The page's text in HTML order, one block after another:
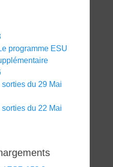
programme ESU
du 29 Mai
du 22 Mai